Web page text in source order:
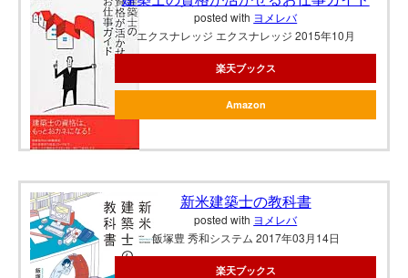
posted with ヨメレバ
エクスナレッジ エクスナレッジ 2015年10月
楽天ブックス
Amazon
新米建築士の教科書
posted with ヨメレバ
飯塚豊 秀和システム 2017年03月14日
楽天ブックス